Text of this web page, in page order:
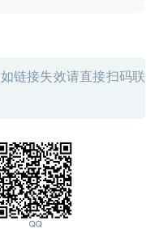
链接失效请直接扫码联